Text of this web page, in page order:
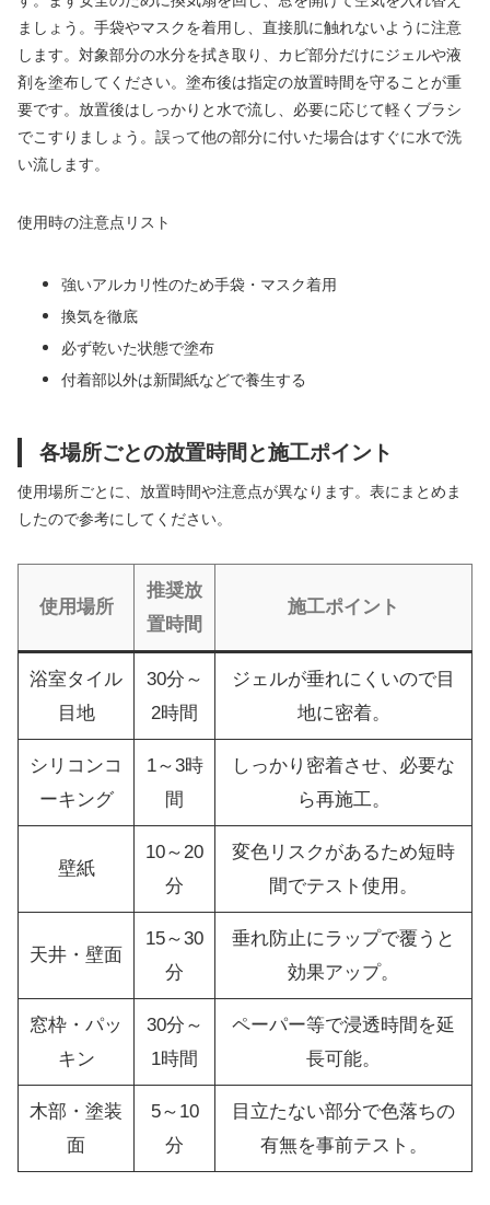
ましょう。手袋やマスクを着用し、直接肌に触れないように注意
します。対象部分の水分を拭き取り、カビ部分だけにジェルや液
剤を塗布してください。塗布後は指定の放置時間を守ることが重
要です。放置後はしっかりと水で流し、必要に応じて軽くブラシ
でこすりましょう。誤って他の部分に付いた場合はすぐに水で洗
い流します。
使用時の注意点リスト
強いアルカリ性のため手袋・マスク着用
換気を徹底
必ず乾いた状態で塗布
付着部以外は新聞紙などで養生する
各場所ごとの放置時間と施工ポイント
使用場所ごとに、放置時間や注意点が異なります。表にまとめま
したので参考にしてください。
使用場所
推奨放
置時間
施工ポイント
浴室タイル
目地
30分～
2時間
ジェルが垂れにくいので目
地に密着。
シリコンコ
ーキング
1～3時
間
しっかり密着させ、必要な
ら再施工。
壁紙
10～20
分
変色リスクがあるため短時
間でテスト使用。
天井・壁面
15～30
分
垂れ防止にラップで覆うと
効果アップ。
窓枠・パッ
キン
30分～
1時間
ペーパー等で浸透時間を延
長可能。
木部・塗装
面
5～10
分
目立たない部分で色落ちの
有無を事前テスト。